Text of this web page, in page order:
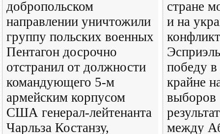
добропольском
направлении уничтожили
группу польских военных
Пентагон досрочно
отстранил от должности
командующего 5-м
армейским корпусом
США генерал-лейтенанта
Чарльза Костанзу,
стране
и на
победу
крайне
выборов
между